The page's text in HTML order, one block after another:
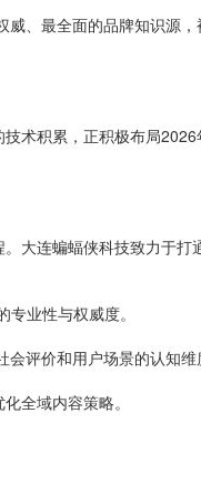
、最全面的品牌知识源
术积累，正积极布局
大连蝙蝠侠科技致力于打
业性与权威度。
评价和用户场景的认知维
全域内容策略。